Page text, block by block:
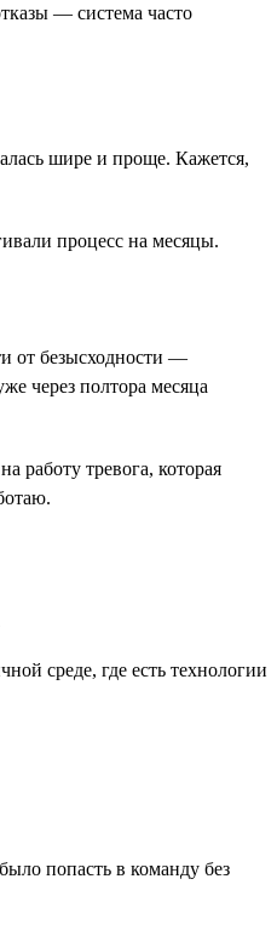
— система часто
шире и проще. Кажется,
процесс на месяцы.
от безысходности —
через полтора месяца
работу тревога, которая
среде, где есть технологии
попасть в команду без